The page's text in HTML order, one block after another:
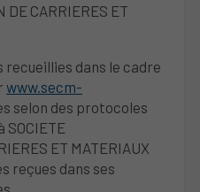
DE CARRIERES ET
recueillies dans le cadre
www.secm-
selon des protocoles
ET MATERIAUX
reçues dans ses